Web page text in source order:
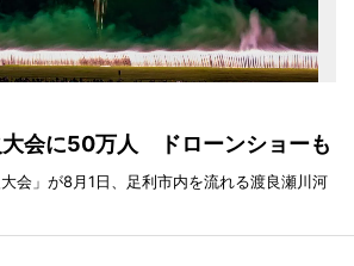
大会に50万人 ドローンショーも
大会」が8月1日、足利市内を流れる渡良瀬川河